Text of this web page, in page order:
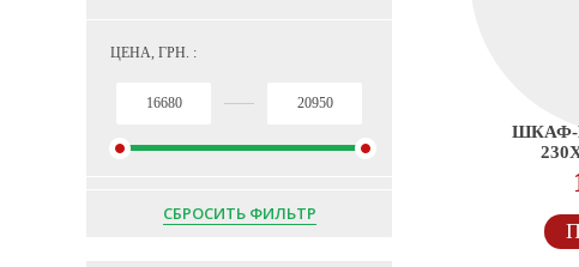
ЦЕНА, ГРН. :
СБРОСИТЬ ФИЛЬТР
ШКАФ-